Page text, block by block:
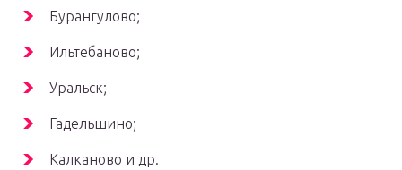
Бурангулово;
Ильтебаново;
Уральск;
Гадельшино;
Калканово и др.